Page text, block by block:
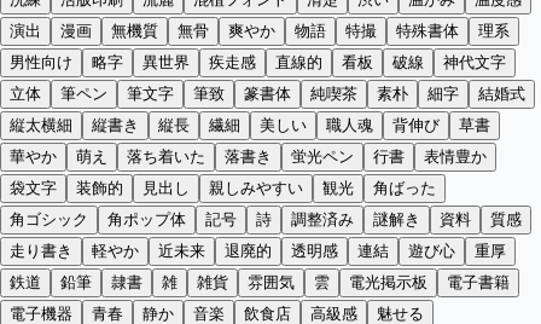
演出
漫画 無機質 無骨 爽やか 物語 特撮 特殊書体
理系
男性向け
略字 異世界 疾走感 直線的 看板 破線
神代文字
立体
筆ペン 筆文字 筆致 篆書体 純喫茶 素朴 細字
結婚式
縦太横細
縦書き 縦長 繊細 美しい 職人魂 背伸び
草書
華やか
萌え 落ち着いた 落書き 蛍光ペン 行書
表情豊か
袋文字
装飾的 見出し 親しみやすい 観光
角ばった
角ゴシック
角ポップ体 記号 詩 調整済み 謎解き 資料
質感
走り書き
軽やか 近未来 退廃的 透明感 連結 遊び心
重厚
鉄道
鉛筆 隷書 雑 雑貨 雰囲気 雲 電光掲示板
電子書籍
電子機器
青春 静か 音楽 飲食店 高級感 魅せる